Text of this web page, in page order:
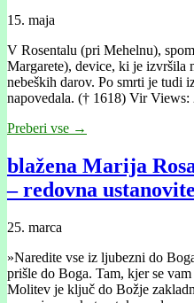
15. maja
V Rosentalu (pri Mehelnu),
Margarete), device, ki je izvršila
nebeških darov. Po smrti je tudi
napovedala. († 1618) Vir Views:
Preberi vse →
blažena Marija
– redovna
25. marca
»Naredite vse iz ljubezni do
prišle do Boga. Tam, kjer se
Molitev je ključ do Božje